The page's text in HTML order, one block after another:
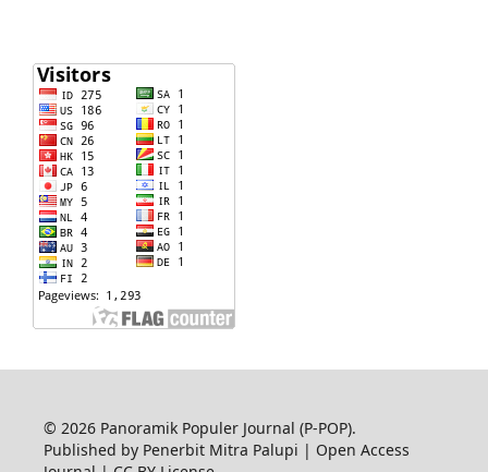
© 2026 Panoramik Populer Journal (P-POP).
Published by Penerbit Mitra Palupi | Open Access